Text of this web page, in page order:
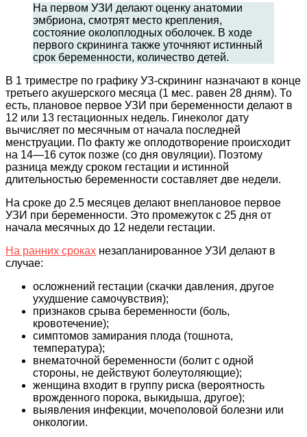
На первом УЗИ делают оценку анатомии
эмбриона, смотрят место крепления,
состояние околоплодных оболочек. В ходе
первого скрининга также уточняют истинный
срок беременности, количество детей.
В 1 триместре по графику УЗ-скрининг назначают в конце
третьего акушерского месяца (1 мес. равен 28 дням). То
есть, плановое первое УЗИ при беременности делают в
12 или 13 гестационных недель. Гинеколог дату
вычисляет по месячным от начала последней
менструации. По факту же оплодотворение происходит
на 14―16 суток позже (со дня овуляции). Поэтому
разница между сроком гестации и истинной
длительностью беременности составляет две недели.
На сроке до 2.5 месяцев делают внеплановое первое
УЗИ при беременности. Это промежуток с 25 дня от
начала месячных до 12 недели гестации.
На ранних сроках незапланированное УЗИ делают в
случае:
осложнений гестации (скачки давления, другое
ухудшение самочувствия);
признаков срыва беременности (боль,
кровотечение);
симптомов замирания плода (тошнота,
температура);
внематочной беременности (болит с одной
стороны, не действуют болеутоляющие);
женщина входит в группу риска (вероятность
врожденного порока, выкидыша, другое);
выявления инфекции, мочеполовой болезни или
онкологии.